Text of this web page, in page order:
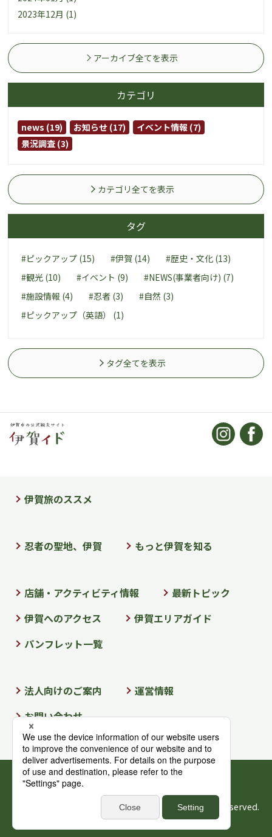
2023年12月 (1)
アーカイブ全てを表示
カテゴリ
news (19) お知らせ (17)
イベント情報 (7)
景況調査 (3)
カテゴリ全てを表示
タグ
#ピックアップ (15) #伊賀 (14)
#歴史・文化 (13)
#観光 (10)
#イベント (9)
#NEWS(事業者向け) (7)
#施設情報 (4)
#忍者 (3)
#自然 (3)
#ピックアップ（英語） (1)
タグ全てを表示
伊賀旅のススメ
忍者の聖地、伊賀 もっと伊賀を知る
店舗・アクティビティ情報
最新トピック
伊賀へのアクセス
伊賀エリアガイド
パンフレット一覧
法人向けのご案内
運営情報
お問い合わせ
個人情報保護方針情報
Copyright Iga-Ueno Tourist Association All rights reserved.